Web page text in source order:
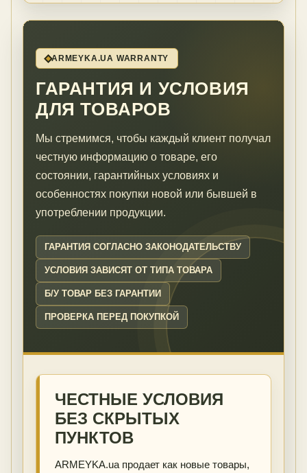
ARMEYKA.UA WARRANTY
ГАРАНТИЯ И УСЛОВИЯ
ДЛЯ ТОВАРОВ
Мы стремимся, чтобы каждый клиент получал
честную информацию о товаре, его
состоянии, гарантийных условиях и
особенностях покупки новой или бывшей в
употреблении продукции.
ГАРАНТИЯ СОГЛАСНО ЗАКОНОДАТЕЛЬСТВУ
УСЛОВИЯ ЗАВИСЯТ ОТ ТИПА ТОВАРА
Б/У ТОВАР БЕЗ ГАРАНТИИ
ПРОВЕРКА ПЕРЕД ПОКУПКОЙ
ЧЕСТНЫЕ УСЛОВИЯ
БЕЗ СКРЫТЫХ
ПУНКТОВ
ARMEYKA.ua продает как новые товары,